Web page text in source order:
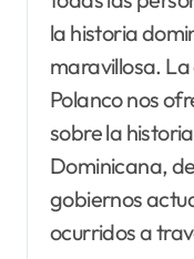
la historia
maravillosa.
Polanco nos
sobre la
Dominicana,
gobiernos
ocurridos a